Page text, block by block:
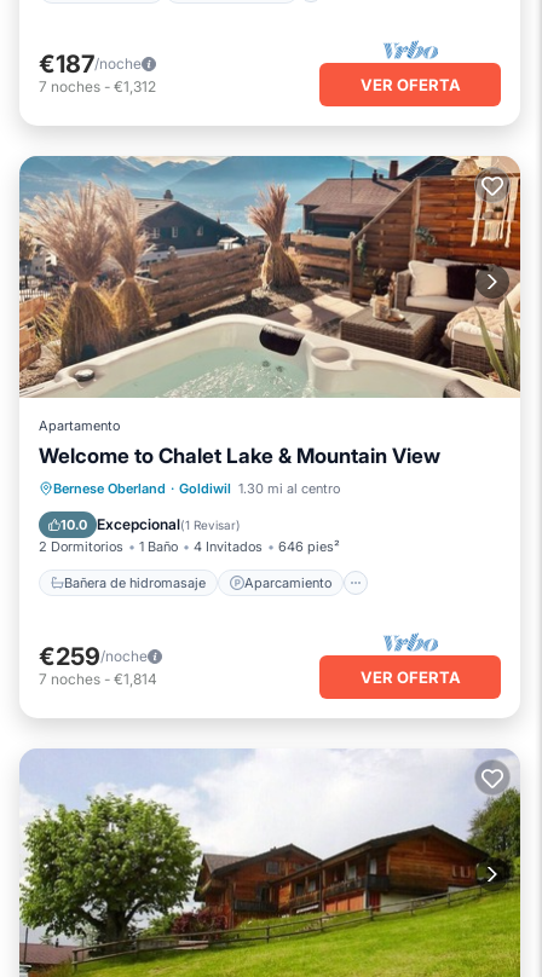
€187/noche
7 noches - €1,312 VER OFERTA
Apartamento
Welcome to Chalet Lake & Mountain View
Bernese Oberland · Goldiwil 1.30 mi al centro
10.0 Excepcional(1 Revisar)
2 Dormitorios 1 Baño 4 Invitados 646 pies²
Bañera de hidromasaje Aparcamiento
Bañera de hidromasaje
Aparcamiento
Vista al mar
€259/noche
7 noches - €1,814 VER OFERTA